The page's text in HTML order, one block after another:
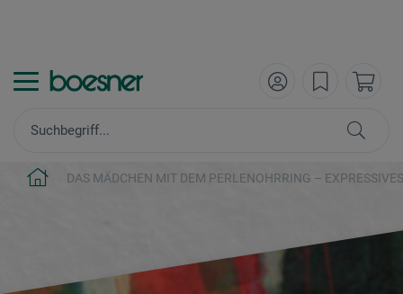
DAS MÄDCHEN MIT DEM PERLENOHRRING –